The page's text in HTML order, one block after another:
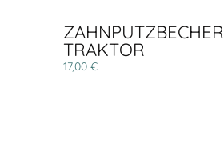
ZAHNPUTZBECHER
TRAKTOR
17,00 €